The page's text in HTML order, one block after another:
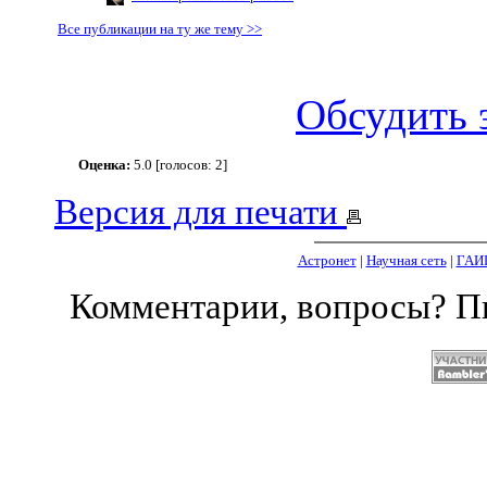
Все публикации на ту же тему >>
Обсудить
Оценка: 5.0 [голосов: 2]
Версия для печати
Астронет| Научная сеть|
Комментарии, вопросы?